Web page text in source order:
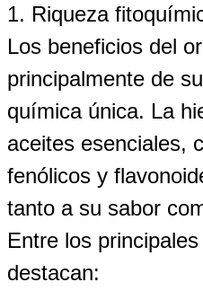
1. Riqueza
Los beneficios del
principalmente de
química única. La
aceites esenciales,
fenólicos y
tanto a su sabor
Entre los
destacan: